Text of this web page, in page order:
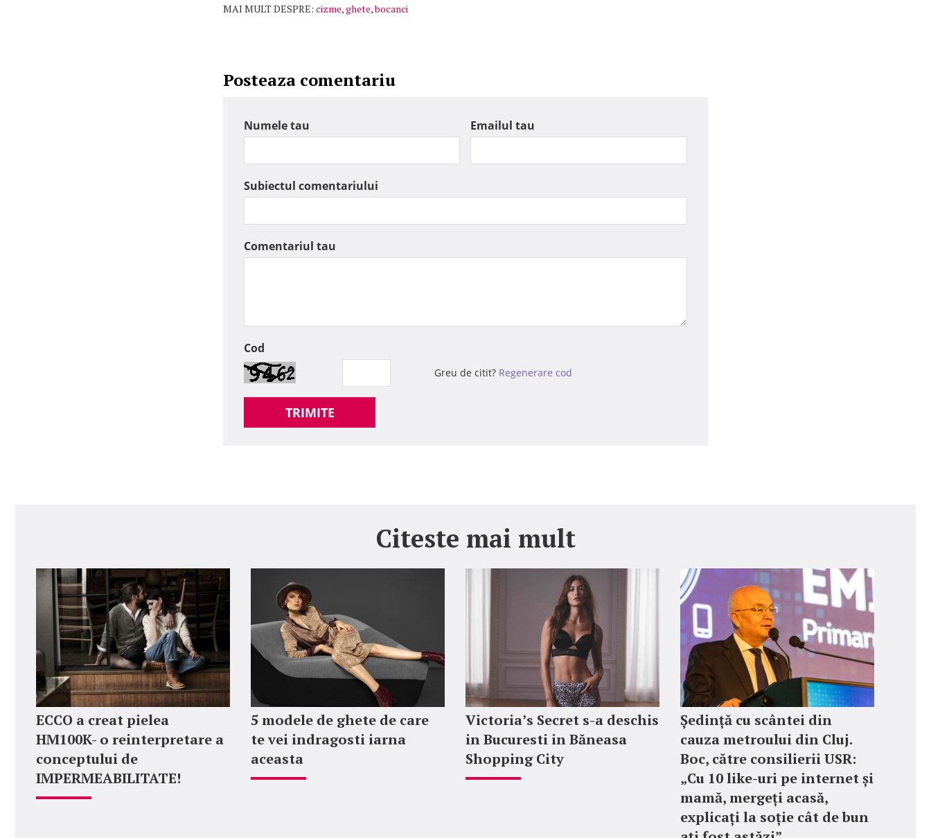
MAI MULT DESPRE: cizme,ghete,bocanci
Posteaza comentariu
Numele tau Emailul tau
Subiectul comentariului
Comentariul tau
Cod
Greu de citit? Regenerare cod
TRIMITE
Citeste mai mult
ECCO a creat pielea
HM100K- o reinterpretare a
conceptului de
IMPERMEABILITATE!
5 modele de ghete de care
te vei indragosti iarna
aceasta
Victoria’s Secret s-a deschis
in Bucuresti in Băneasa
Shopping City
Ședință cu scântei din
cauza metroului din Cluj.
Boc, către consilierii USR:
„Cu 10 like-uri pe internet și
mamă, mergeți acasă,
explicați la soție cât de bun